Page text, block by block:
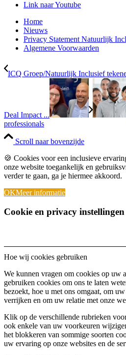
Link naar Youtube
Home
Nieuws
Privacy Statement Natuurlijk
Algemene Voorwaarden
ICQ Groep/Natuurlijk Inclusief
Deal Impact ...
professionals
Scroll naar bovenzijde
🍪 Cookies voor een inclusieve
onze website toegankelijk en
verder te gaan, ga je hiermee akkoord.
OKMeer informatie
Cookie en privacy instellingen
Hoe wij cookies gebruiken
We kunnen vragen om cookies op uw
gebruiken cookies om ons te laten
bezoekt, hoe u met ons omgaat, om
verrijken en om uw relatie met onze
Klik op de verschillende rubrieken
ook enkele van uw voorkeuren
het blokkeren van sommige soorten
uw ervaring op onze websites en de